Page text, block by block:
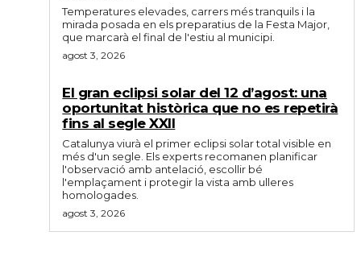
Temperatures elevades, carrers més tranquils i la
mirada posada en els preparatius de la Festa Major,
que marcarà el final de l'estiu al municipi.
agost 3, 2026
El gran eclipsi solar del 12 d’agost: una
oportunitat històrica que no es repetirà
fins al segle XXII
Catalunya viurà el primer eclipsi solar total visible en
més d'un segle. Els experts recomanen planificar
l'observació amb antelació, escollir bé
l'emplaçament i protegir la vista amb ulleres
homologades.
agost 3, 2026